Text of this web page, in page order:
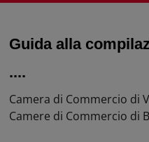
Guida alla
....
Camera di Commercio di
Camere di Commercio di